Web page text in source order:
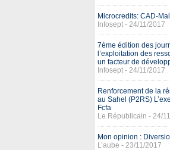
Microcredits: CAD-
Infosept - 24/11/2017
7ème édition des
l’exploitation des
un facteur de
Infosept - 24/11/2017
Renforcement de la
au Sahel (P2RS)
Fcfa
Le Républicain - 24/
Mon opinion :
L’aube - 23/11/2017